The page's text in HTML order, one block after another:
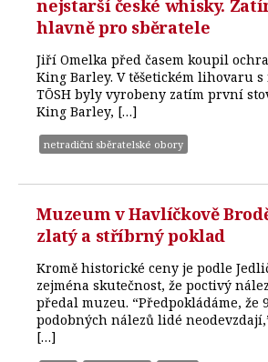
nejstarší české whisky.
hlavně pro sběratele
Jiří Omelka před časem koupil
King Barley. V těšetickém lihovaru s
TŌSH byly vyrobeny zatím první
King Barley, […]
netradiční sběratelské obory
Muzeum v Havlíčkově
zlatý a stříbrný poklad
Kromě historické ceny je podle
zejména skutečnost, že poctivý
předal muzeu. “Předpokládáme, že
podobných nálezů lidé
[…]